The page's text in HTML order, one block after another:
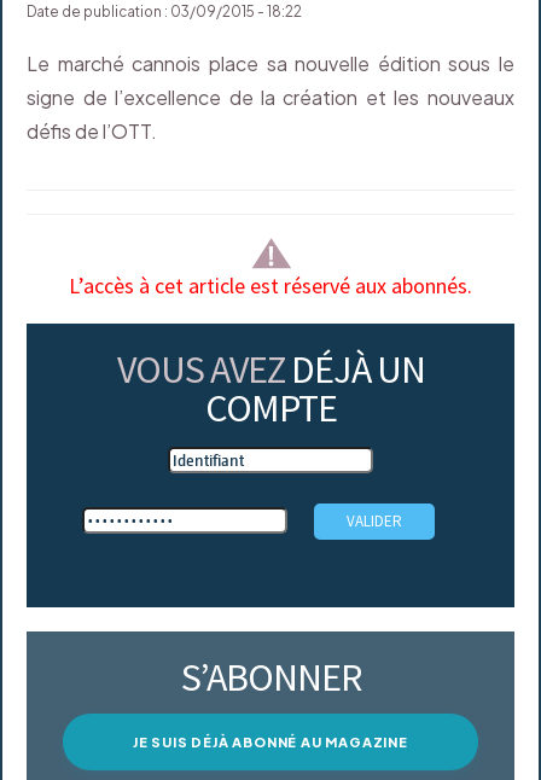
Date de publication : 03/09/2015 - 18:22
Le marché cannois place sa nouvelle édition sous le
signe de l’excellence de la création et les nouveaux
défis de l’OTT.
L’accès à cet article est réservé aux abonnés.
VOUS AVEZ DÉJÀ UN
COMPTE
S’ABONNER
JE SUIS DÉJÀ ABONNÉ AU MAGAZINE